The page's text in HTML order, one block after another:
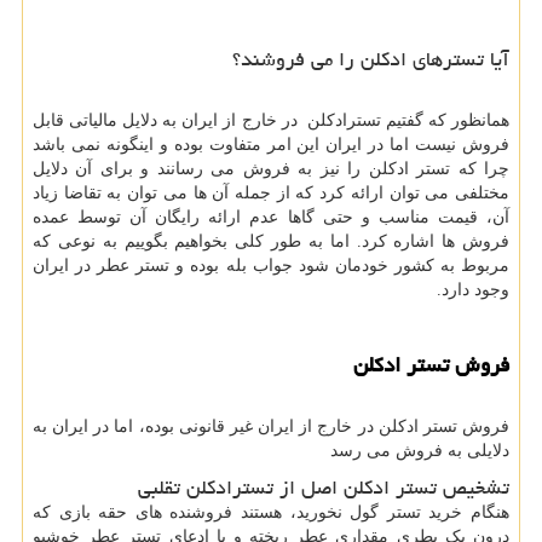
آیا تسترهای ادکلن را می فروشند؟
همانظور که گفتیم تسترادکلن در خارج از ایران به دلایل مالیاتی قابل
فروش نیست اما در ایران این امر متفاوت بوده و اینگونه نمی باشد
چرا که تستر ادکلن را نیز به فروش می رسانند و برای آن دلایل
مختلفی می توان ارائه کرد که از جمله آن ها می توان به تقاضا زیاد
آن، قیمت مناسب و حتی گاها عدم ارائه رایگان آن توسط عمده
فروش ها اشاره کرد. اما به طور کلی بخواهیم بگوییم به نوعی که
مربوط به کشور خودمان شود جواب بله بوده و تستر عطر در ایران
وجود دارد.
فروش تستر ادکلن
فروش تستر ادکلن در خارج از ایران غیر قانونی بوده، اما در ایران به
دلایلی به فروش می رسد
تشخیص تستر ادکلن اصل از تسترادکلن تقلبی
هنگام خرید تستر گول نخورید، هستند فروشنده های حقه بازی که
درون یک بطری مقداری عطر ریخته و با ادعای تستر عطر خوشبو